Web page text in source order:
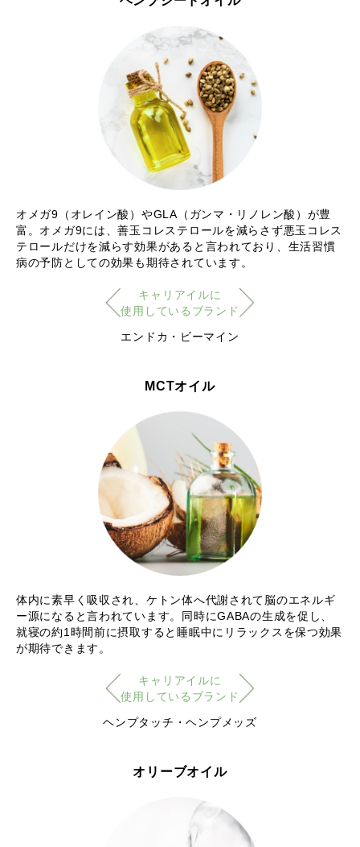
オメガ9（オレイン酸）やGLA（ガンマ・リノレン酸）が豊
富。オメガ9には、善玉コレステロールを減らさず悪玉コレス
テロールだけを減らす効果があると言われており、生活習慣
病の予防としての効果も期待されています。
キャリアイルに
使用しているブランド
エンドカ・ビーマイン
MCTオイル
体内に素早く吸収され、ケトン体へ代謝されて脳のエネルギ
ー源になると言われています。同時にGABAの生成を促し、
就寝の約1時間前に摂取すると睡眠中にリラックスを保つ効果
が期待できます。
キャリアイルに
使用しているブランド
ヘンプタッチ・ヘンプメッズ
オリーブオイル